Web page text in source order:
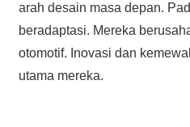
arah desain masa depan.
beradaptasi. Mereka
otomotif. Inovasi dan
utama mereka.